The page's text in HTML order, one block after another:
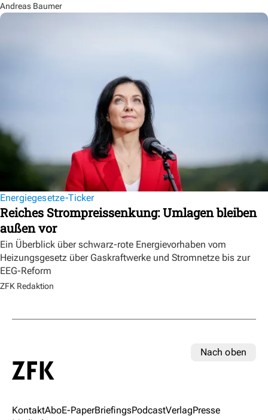
Andreas Baumer
Energiegesetze-Ticker
Reiches Strompreissenkung: Umlagen bleiben
außen vor
Ein Überblick über schwarz-rote Energievorhaben vom
Heizungsgesetz über Gaskraftwerke und Stromnetze bis zur
EEG-Reform
ZFK Redaktion
Nach oben
KontaktAboE-PaperBriefingsPodcastVerlagPresse